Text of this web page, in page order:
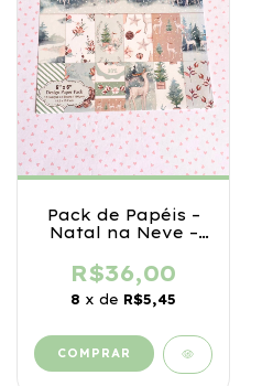
Pack de Papéis –
Natal na Neve –
R$36,00
8 x de R$5,45